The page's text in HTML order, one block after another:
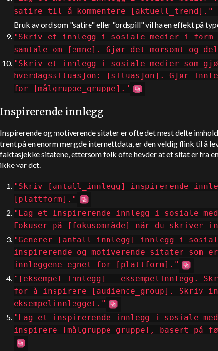
satire til å kommentere
Bruk av ord som "satire" eller "ordspill" vil ha en effekt på
"Skriv et innlegg i sosiale medier i form
samtale om [emne]. Gjør det morsomt og
"Skriv et innlegg i sosiale medier som
hverdagssituasjon: [situasjon]. Gjør
for [målgruppe_gruppe]."
Inspirerende innlegg
Inspirerende og motiverende sitater er ofte det mest delte
trent på en enorm mengde internettdata, er den veldig flink til å
faktasjekke sitatene, ettersom folk ofte hevder at et sitat er fra
ikke var det.
"Skriv [antall_innlegg] inspirerende
[plattform]."
"Lag et inspirerende innlegg i sosiale
Fokuser på [fokusområde] når du skriver
"Generer [antall_innlegg] innlegg i
inspirerende og motiverende sitater som
innleggene egnet for [plattform]."
"[eksempel_innlegg] - eksempelinnlegg.
for å inspirere [audience_group]. Skriv
eksempelinnlegget."
"Lag et inspirerende innlegg i sosiale
inspirere [målgruppe_gruppe], basert på